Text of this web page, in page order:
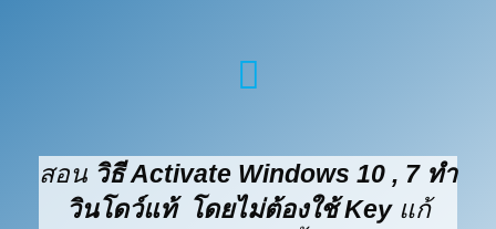
สอน วิธี Activate Windows 10 , 7 ทำ
วินโดว์แท้ โดยไม่ต้องใช้ Key แก้